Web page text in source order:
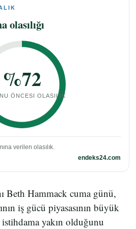
olasılığı
%72
ÖNCESI OLASILIK
verilen olasılık.
endeks24.com
Beth Hammack cuma günü,
iş gücü piyasasının büyük
yakın olduğunu